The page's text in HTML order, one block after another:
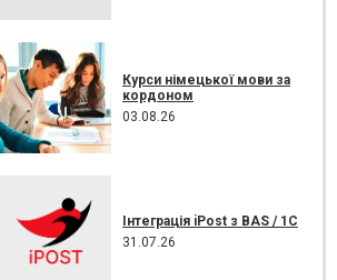
Курси німецької мови за
кордоном
03.08.26
Інтеграція iPost з BAS / 1С
31.07.26